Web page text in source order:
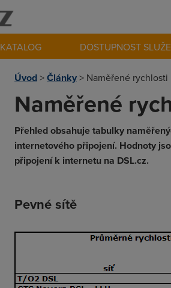
KATALOG DOSTUPNOST
Úvod>Články> Naměřené
Naměřené
Přehled obsahuje tabulky
internetového připojení. Hodnoty
připojení k internetu na DSL.cz.
Pevné sítě